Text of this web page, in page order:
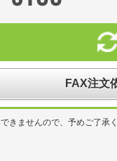
FAX注文
きませんので、予めご了承く